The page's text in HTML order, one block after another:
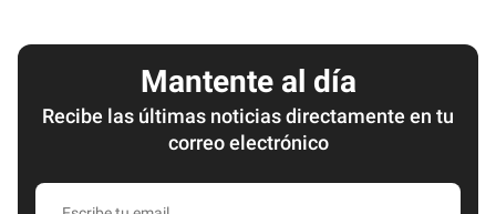
Mantente al día
Recibe las últimas noticias directamente en tu
correo electrónico
Escribe